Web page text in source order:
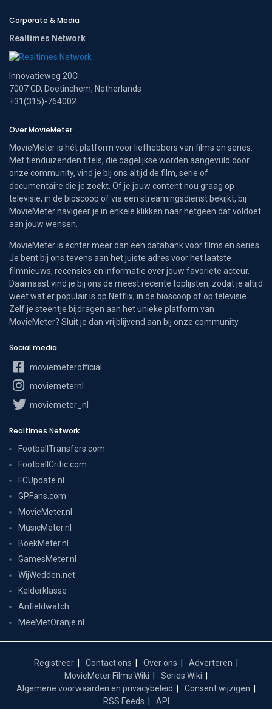
Corporate & Media
Realtimes Network
Innovatieweg 20C
7007 CD, Doetinchem, Netherlands
+31(315)-764002
Over MovieMeter
MovieMeter is hét platform voor liefhebbers van films en series.
Met tienduizenden titels, die dagelijkse worden aangevuld door
onze community, vind je bij ons altijd de film, serie of
documentaire die je zoekt. Of je jouw content nou graag op
televisie, in de bioscoop of via een streamingsdienst bekijkt, bij
MovieMeter navigeer je in enkele klikken naar hetgeen dat voldoet
aan jouw wensen.
MovieMeter is echter meer dan een databank voor films en series.
Je bent bij ons tevens aan het juiste adres voor het laatste
filmnieuws, recensies en informatie over jouw favoriete acteur.
Daarnaast vind je bij ons de meest recente toplijsten, zodat je altijd
weet wat er populair is op Netflix, in de bioscoop of op televisie.
Zelf je steentje bijdragen aan het unieke platform van
MovieMeter? Sluit je dan vrijblijvend aan bij onze community.
Social media
moviemeterofficial
moviemeternl
moviemeter_nl
Realtimes Network
FootballTransfers.com
FootballCritic.com
FCUpdate.nl
GPFans.com
MovieMeter.nl
MusicMeter.nl
BoekMeter.nl
GamesMeter.nl
WijWedden.net
Kelderklasse
Anfieldwatch
MeeMetOranje.nl
Registreer Contact ons Over ons
Adverteren
MovieMeter Films Wiki
Series Wiki
Algemene voorwaarden en privacybeleid
Consent wijzigen
RSS Feeds
API